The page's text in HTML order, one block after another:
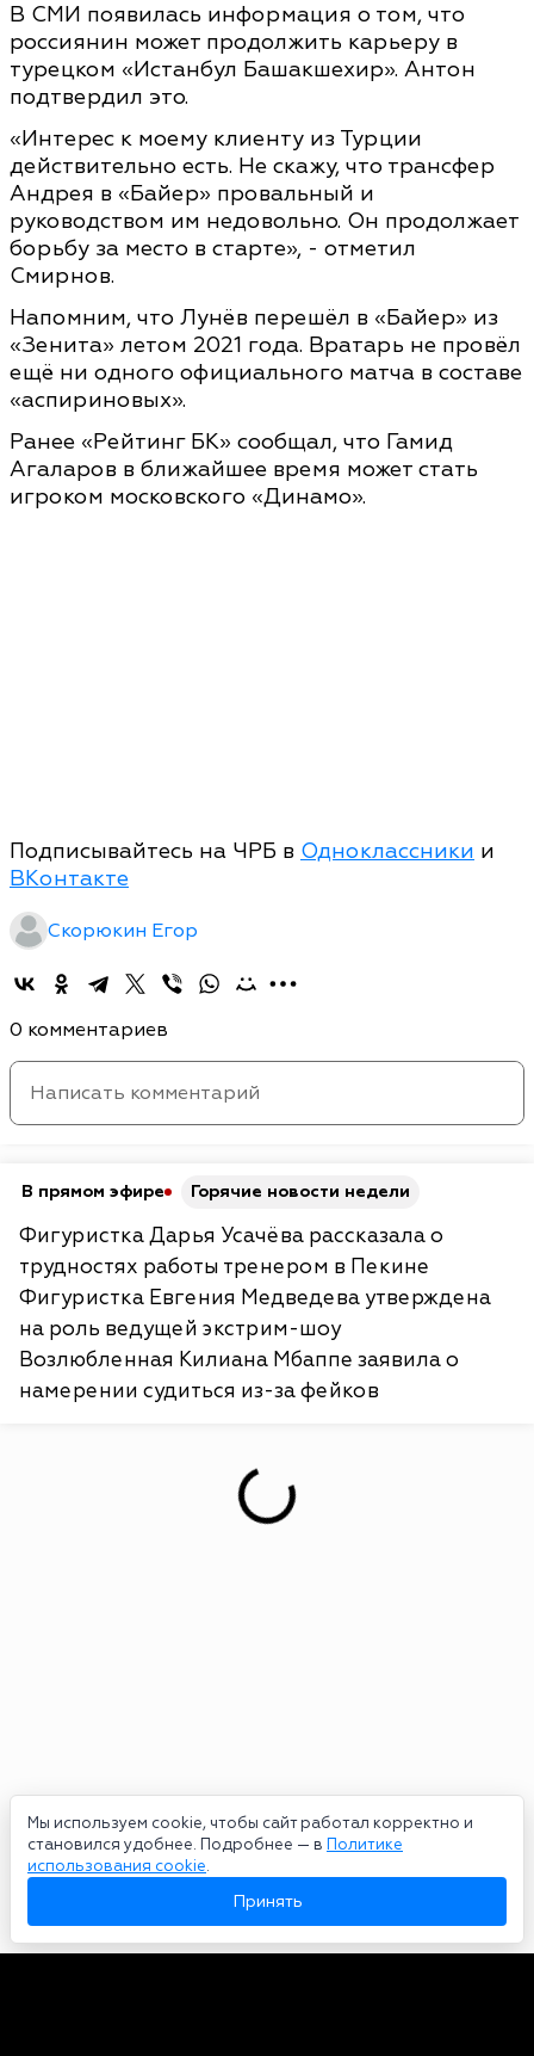
Мы используем cookie, чтобы сайт работал корректно и
становился удобнее. Подробнее — в Политике
использования cookie.
Принять
В СМИ появилась информация о том, что
россиянин может продолжить карьеру в
турецком «Истанбул Башакшехир». Антон
подтвердил это.
«Интерес к моему клиенту из Турции
действительно есть. Не скажу, что трансфер
Андрея в «Байер» провальный и
руководством им недовольно. Он продолжает
борьбу за место в старте», - отметил
Смирнов.
Напомним, что Лунёв перешёл в «Байер» из
«Зенита» летом 2021 года. Вратарь не провёл
ещё ни одного официального матча в составе
«аспириновых».
Ранее «Рейтинг БК» сообщал, что Гамид
Агаларов в ближайшее время может стать
игроком московского «Динамо».
Подписывайтесь на ЧРБ в Одноклассники и
ВКонтакте
Скорюкин Егор
0 комментариев
В прямом эфире Горячие новости недели
Фигуристка Дарья Усачёва рассказала о
трудностях работы тренером в Пекине
Фигуристка Евгения Медведева утверждена
на роль ведущей экстрим-шоу
Возлюбленная Килиана Мбаппе заявила о
намерении судиться из-за фейков